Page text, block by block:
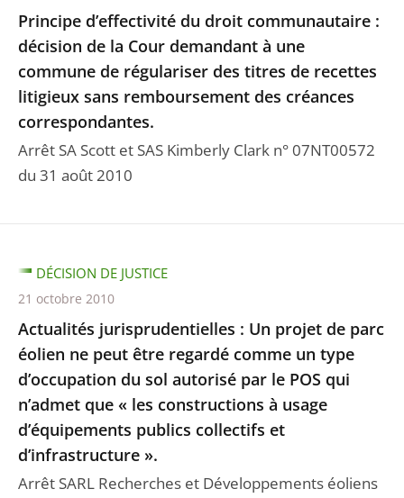
Principe d’effectivité du droit communautaire :
décision de la Cour demandant à une
commune de régulariser des titres de recettes
litigieux sans remboursement des créances
correspondantes.
Arrêt SA Scott et SAS Kimberly Clark n° 07NT00572
du 31 août 2010
Actualités jurisprudentielles : Un projet de parc
éolien ne peut être regardé comme un type
d’occupation du sol autorisé par le POS qui
n’admet que « les constructions à usage
d’équipements publics collectifs et
d’infrastructure ».
Arrêt SARL Recherches et Développements éoliens
DÉCISION DE JUSTICE
21 octobre 2010